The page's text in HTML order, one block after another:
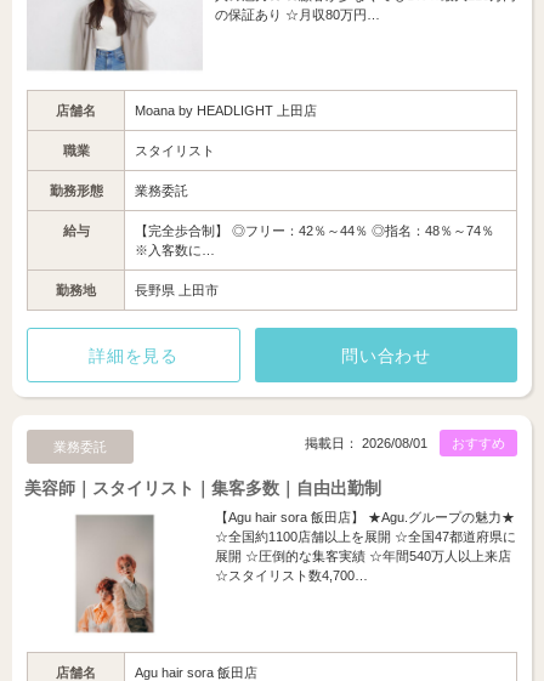
の保証あり ☆月収80万円…
店舗名 Moana by HEADLIGHT 上田店
職業 スタイリスト
勤務形態 業務委託
給与
【完全歩合制】 ◎フリー：42％～44％ ◎指名：48％～74％
※入客数に…
勤務地 長野県 上田市
詳細を見る 問い合わせ
業務委託 おすすめ
掲載日： 2026/08/01
美容師｜スタイリスト｜集客多数｜自由出勤制
【Agu hair sora 飯田店】 ★Agu.グループの魅力★
☆全国約1100店舗以上を展開 ☆全国47都道府県に
展開 ☆圧倒的な集客実績 ☆年間540万人以上来店
☆スタイリスト数4,700…
店舗名 Agu hair sora 飯田店